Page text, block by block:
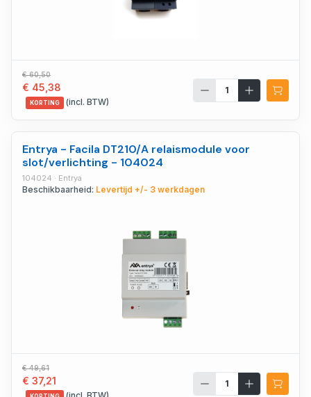
€ 60,50
€ 45,38
KORTING (incl. BTW)
Entrya - Facila DT210/A relaismodule voor
slot/verlichting - 104024
104024 · Entrya
Beschikbaarheid: Levertijd +/- 3 werkdagen
€ 49,61
€ 37,21